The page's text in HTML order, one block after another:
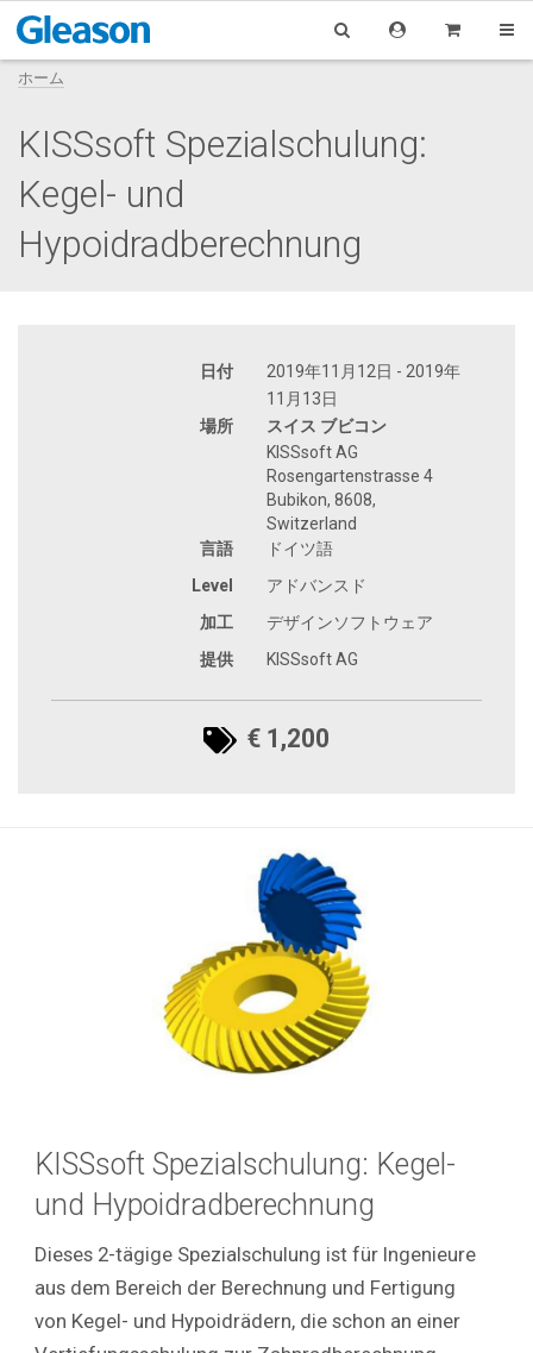
ホーム
KISSsoft Spezialschulung:
Kegel- und
Hypoidradberechnung
日付
2019年11月12日 - 2019年
11月13日
場所
スイス ブビコン
KISSsoft AG
Rosengartenstrasse 4
Bubikon, 8608,
Switzerland
言語
ドイツ語
Level
アドバンスド
加工
デザインソフトウェア
提供
KISSsoft AG
€ 1,200
KISSsoft Spezialschulung: Kegel-
und Hypoidradberechnung
Dieses 2-tägige Spezialschulung ist für Ingenieure
aus dem Bereich der Berechnung und Fertigung
von Kegel- und Hypoidrädern, die schon an einer